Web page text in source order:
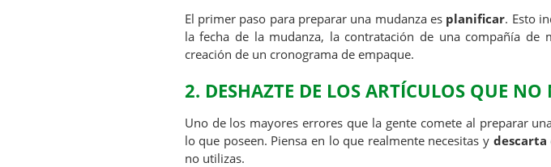
El primer paso para preparar una mudanza es planificar. Esto
la fecha de la mudanza, la contratación de una compañía de
creación de un cronograma de empaque.
2. DESHAZTE DE LOS ARTÍCULOS QUE NO
Uno de los mayores errores que la gente comete al preparar
lo que poseen. Piensa en lo que realmente necesitas y descarta
no utilizas.